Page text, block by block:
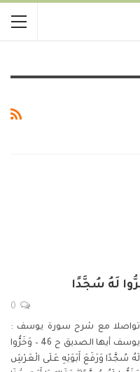
تواصلا مع شرح سورة يوسف :
يوسف أيها الصديق ح 46 – وَخَرُّوا
لَهُ سُجَّدًا وَرَفَعَ أَبَوَيْهِ عَلَى الْعَرْشِ